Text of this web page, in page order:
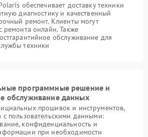
обеспечивает доставку техники
диагностику и качественный
ремонт. Клиенты могут
ремонта онлайн. Также
обслуживание для
техники
программные решение и
обслуживание данных
прошивок и инструментов,
с пользовательскими данными:
конфиденциальность и
при необходимости